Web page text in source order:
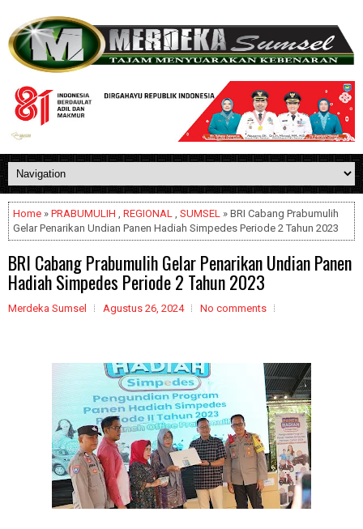
Home » PRABUMULIH , REGIONAL , SUMSEL » BRI Cabang Prabumulih
Gelar Penarikan Undian Panen Hadiah Simpedes Periode 2 Tahun 2023
BRI Cabang Prabumulih Gelar Penarikan Undian Panen
Hadiah Simpedes Periode 2 Tahun 2023
Merdeka Sumsel Agustus 26, 2024 No comments